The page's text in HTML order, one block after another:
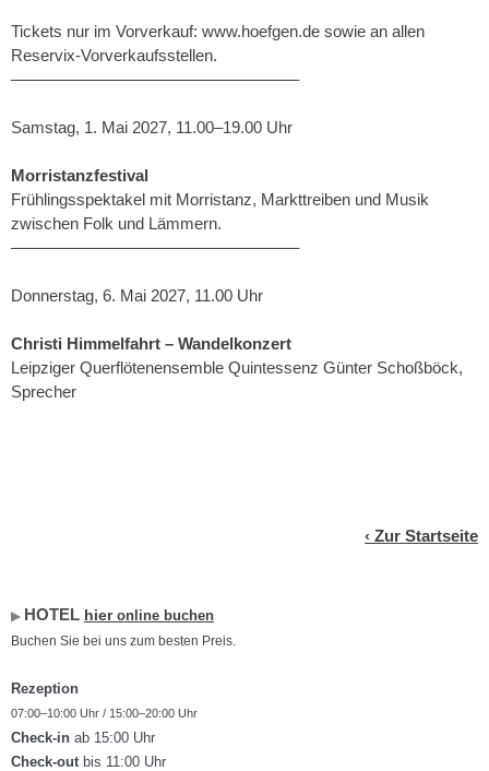
Tickets nur im Vorverkauf: www.hoefgen.de sowie an allen
Reservix-Vorverkaufsstellen.
–––––––––––––––––––––––––––––––––
Samstag, 1. Mai 2027, 11.00–19.00 Uhr
Morristanzfestival
Frühlingsspektakel mit Morristanz, Markttreiben und Musik
zwischen Folk und Lämmern.
–––––––––––––––––––––––––––––––––
Donnerstag, 6. Mai 2027, 11.00 Uhr
Christi Himmelfahrt – Wandelkonzert
Leipziger Querflötenensemble Quintessenz Günter Schoßböck,
Sprecher
‹ Zur Startseite
▶︎ HOTEL hier online buchen
Buchen Sie bei uns zum besten Preis.
Rezeption
07:00–10:00 Uhr / 15:00–20:00 Uhr
Check-in ab 15:00 Uhr
Check-out bis 11:00 Uhr